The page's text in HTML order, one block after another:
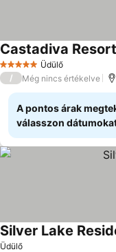
5 KategóriaÜdülő
Castadiva
/ Még nincs értékelve
A pontos árak
válasszon
Üdülő
Silver Lake